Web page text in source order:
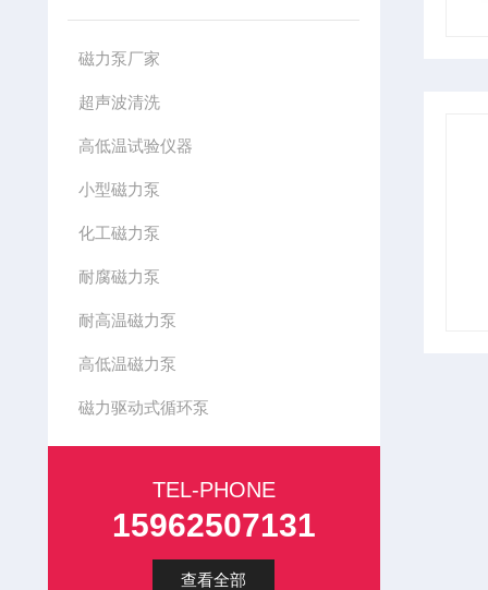
磁力泵厂家
超声波清洗
高低温试验仪器
小型磁力泵
化工磁力泵
耐腐磁力泵
耐高温磁力泵
高低温磁力泵
磁力驱动式循环泵
TEL-PHONE
15962507131
查看全部